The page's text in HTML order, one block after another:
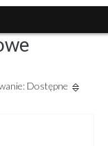
Dostępne